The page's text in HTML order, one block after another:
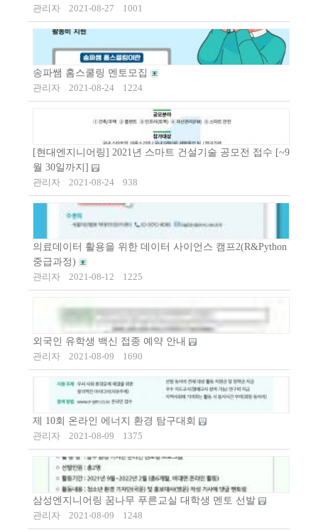
관리자
2021-08-27 1001
송파쌤 홈스쿨링 멘토모집
관리자
2021-08-24 1224
[현대엔지니어링] 2021년 스마트 건설기술 공모전 접수 [~9
월 30일까지]
관리자
2021-08-24 938
의료데이터 활용을 위한 데이터 사이언스 캠프2(R&Python
중급과정)
관리자
2021-08-12 1225
외국인 유학생 백신 접종 예약 안내
관리자
2021-08-09 1690
제 10회 온라인 에너지 환경 탐구대회
관리자
2021-08-09 1375
삼성엔지니어링 꿈나무 푸른교실 대학생 멘토 선발
관리자
2021-08-09 1248